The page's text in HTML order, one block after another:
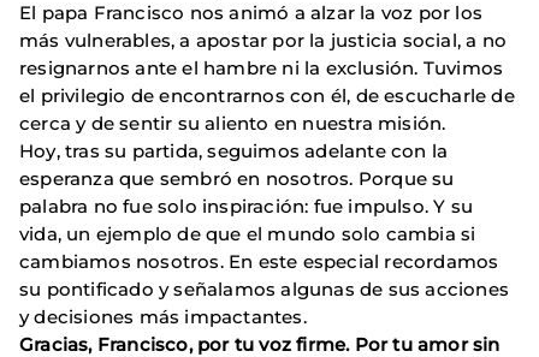
El papa Francisco nos animó a alzar la voz por los
más vulnerables, a apostar por la justicia social, a no
resignarnos ante el hambre ni la exclusión. Tuvimos
el privilegio de encontrarnos con él, de escucharle de
cerca y de sentir su aliento en nuestra misión.
Hoy, tras su partida, seguimos adelante con la
esperanza que sembró en nosotros. Porque su
palabra no fue solo inspiración: fue impulso. Y su
vida, un ejemplo de que el mundo solo cambia si
cambiamos nosotros. En este especial recordamos
su pontificado y señalamos algunas de sus acciones
y decisiones más impactantes.
Gracias, Francisco, por tu voz firme. Por tu amor sin